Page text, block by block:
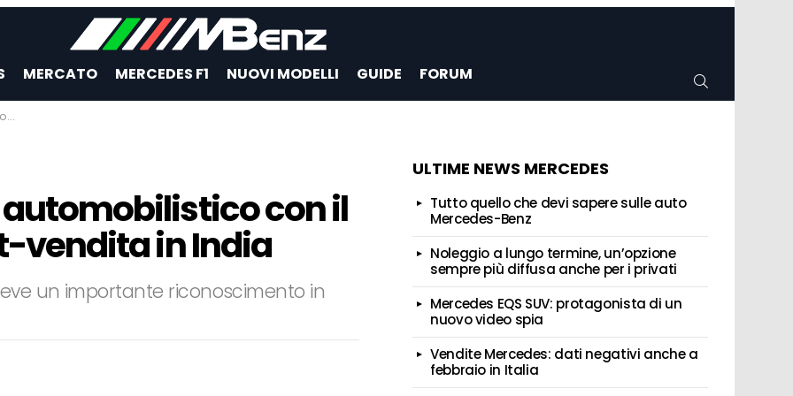
MERCATO MERCEDES F1 NUOVI MODELLI GUIDE FORUM
con il
vendita in India
un importante riconoscimento in
ULTIME NEWS MERCEDES
Tutto quello che devi sapere sulle auto
Mercedes-Benz
Noleggio a lungo termine, un’opzione
sempre più diffusa anche per i privati
Mercedes EQS SUV: protagonista di un
nuovo video spia
Vendite Mercedes: dati negativi anche a
febbraio in Italia